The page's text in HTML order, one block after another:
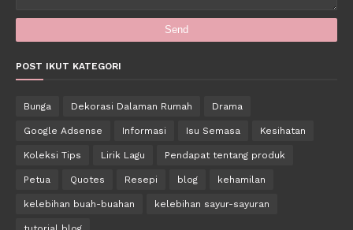
POST IKUT KATEGORI
Bunga Dekorasi Dalaman Rumah Drama
Google Adsense Informasi Isu Semasa Kesihatan
Koleksi Tips Lirik Lagu Pendapat tentang produk
Petua Quotes Resepi blog kehamilan
kelebihan buah-buahan kelebihan sayur-sayuran